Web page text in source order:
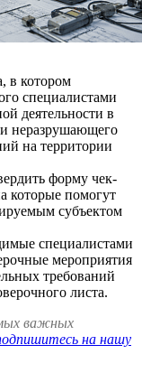
в котором
специалистами
деятельности в
неразрушающего
на территории
форму чек-
которые помогут
субъектом
специалистами
мероприятия
требований
листа.
важных
на нашу